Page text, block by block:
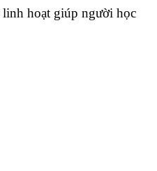
linh hoạt giúp người học